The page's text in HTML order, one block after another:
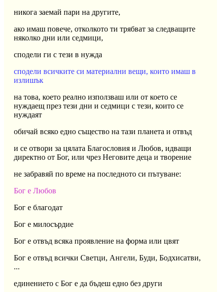
никога заемай пари на другите,
ако имаш повече, отколкото ти трябват за следващите
няколко дни или седмици,
сподели ги с тези в нужда
сподели всичките си материални вещи, които имаш в
излишък
на това, което реално използваш или от което се
нуждаещ през тези дни и седмици с тези, които се
нуждаят
обичай всяко едно същество на тази планета и отвъд
и се отвори за цялата Благословия и Любов, идващи
директно от Бог, или чрез Неговите деца и творение
не забравяй по време на последното си пътуване:
Бог е Любов
Бог е благодат
Бог е милосърдие
Бог е отвъд всяка проявление на форма или цвят
Бог е отвъд всички Светци, Ангели, Буди, Бодхисатви,
...
единението с Бог е да бъдеш едно без други